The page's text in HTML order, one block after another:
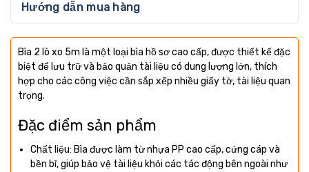
Hướng dẫn mua hàng
Bìa 2 lò xo 5m là một loại bìa hồ sơ cao cấp, được thiết kế đặc
biệt để lưu trữ và bảo quản tài liệu có dung lượng lớn, thích
hợp cho các công việc cần sắp xếp nhiều giấy tờ, tài liệu quan
trọng.
Đặc điểm sản phẩm
Chất liệu: Bìa được làm từ nhựa PP cao cấp, cứng cáp và
bền bỉ, giúp bảo vệ tài liệu khỏi các tác động bên ngoài như